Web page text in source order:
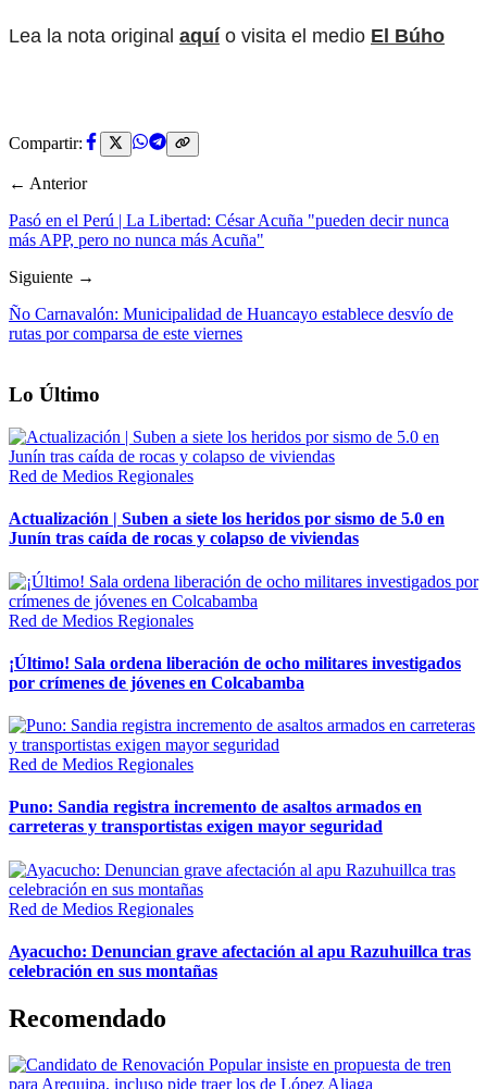
Lea la nota original aquí o visita el medio El Búho
Compartir:
← Anterior
Pasó en el Perú | La Libertad: César Acuña "pueden decir nunca
más APP, pero no nunca más Acuña"
Siguiente →
Ño Carnavalón: Municipalidad de Huancayo establece desvío de
rutas por comparsa de este viernes
Lo Último
Red de Medios Regionales
Actualización | Suben a siete los heridos por sismo de 5.0 en
Junín tras caída de rocas y colapso de viviendas
Red de Medios Regionales
¡Último! Sala ordena liberación de ocho militares investigados
por crímenes de jóvenes en Colcabamba
Red de Medios Regionales
Puno: Sandia registra incremento de asaltos armados en
carreteras y transportistas exigen mayor seguridad
Red de Medios Regionales
Ayacucho: Denuncian grave afectación al apu Razuhuillca tras
celebración en sus montañas
Recomendado